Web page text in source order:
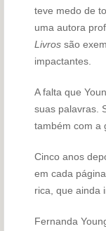
teve medo de
uma autora
Livrossão
impactantes.
A falta que
suas palavras.
também com a
Cinco anos
em cada
rica, que ainda
Fernanda